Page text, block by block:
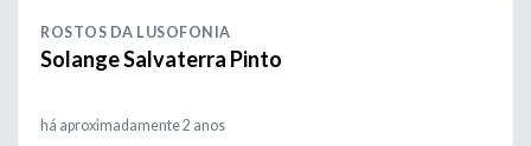
ROSTOS DA LUSOFONIA
Solange Salvaterra Pinto
há aproximadamente 2 anos